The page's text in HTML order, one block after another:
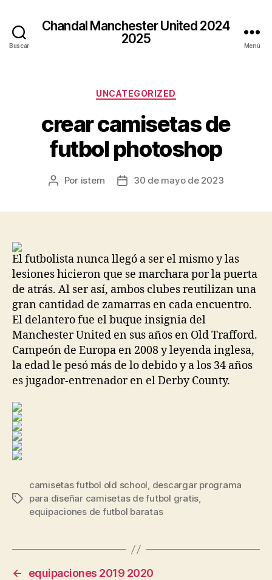
Buscar
Chandal Manchester United 2024
2025
Menú
Categorías
UNCATEGORIZED
crear camisetas de
futbol photoshop
Autor
Por istern
Fecha30 de mayo de 2023
El futbolista nunca llegó a ser el mismo y las
lesiones hicieron que se marchara por la puerta
de atrás. Al ser así, ambos clubes reutilizan una
gran cantidad de zamarras en cada encuentro.
El delantero fue el buque insignia del
Manchester United en sus años en Old Trafford.
Campeón de Europa en 2008 y leyenda inglesa,
la edad le pesó más de lo debido y a los 34 años
es jugador-entrenador en el Derby County.
Etiquetas
camisetas futbol old school, descargar programa
para diseñar camisetas de futbol gratis,
equipaciones de futbol baratas
←
equipaciones 2019 2020